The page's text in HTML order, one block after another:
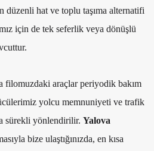
hat ve toplu taşıma alternatifi
için de tek seferlik veya dönüşlü
filomuzdaki araçlar periyodik bakım
yolcu memnuniyeti ve trafik
sürekli yönlendirilir. Yalova
bize ulaştığınızda, en kısa